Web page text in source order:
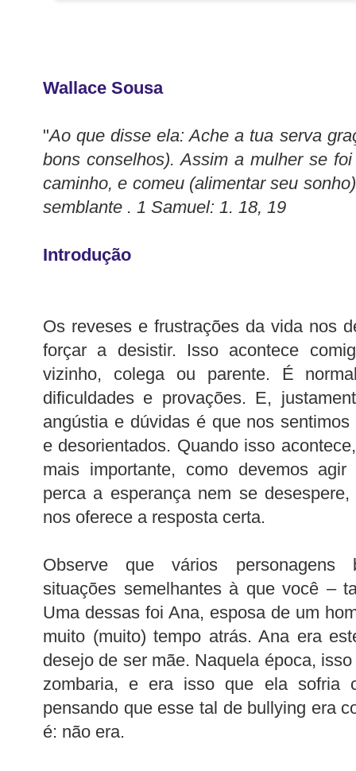
Wallace Sousa
"Ao que disse ela: Ache a tua serva
bons conselhos). Assim a mulher se
caminho, e comeu (alimentar seu
semblante . 1 Samuel: 1. 18, 19
Introdução
Os reveses e frustrações da vida nos
forçar a desistir. Isso acontece
vizinho, colega ou parente. É
dificuldades e provações. E,
angústia e dúvidas é que nos
e desorientados. Quando isso
mais importante, como devemos
perca a esperança nem se
nos oferece a resposta certa.
Observe que vários personagens
situações semelhantes à que você –
Uma dessas foi Ana, esposa de um
muito (muito) tempo atrás. Ana era
desejo de ser mãe. Naquela época,
zombaria, e era isso que ela sofria
pensando que esse tal de bullying era
é: não era.